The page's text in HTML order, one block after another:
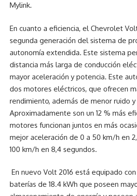
Mylink.
En cuanto a eficiencia, el Chevrolet
segunda generación del sistema de
autonomía extendida. Este sistema
distancia más larga de conducción
mayor aceleración y potencia. Este
dos motores eléctricos, que ofrecen
rendimiento, además de menor ruido y
Aproximadamente son un 12 % más
motores funcionan juntos en más
mejor aceleración de 0 a 50 km/h en
100 km/h en 8,4 segundos.
En nuevo Volt 2016 está equipado
baterías de 18.4 kWh que poseen